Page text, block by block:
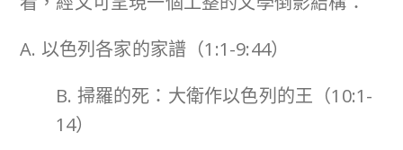
A. 以色列各家的家譜（1:1-9:44）
B. 掃羅的死：大衛作以色列的王（10:1-
14）